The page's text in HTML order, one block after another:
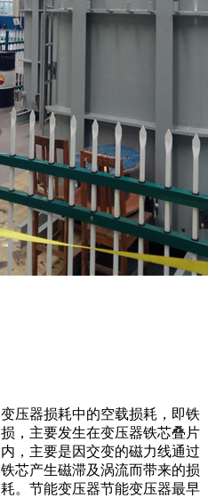
变压器损耗中的空载损耗，即铁
损，主要发生在变压器铁芯叠片
内，主要是因交变的磁力线通过
铁芯产生磁滞及涡流而带来的损
耗。节能变压器节能变压器最早